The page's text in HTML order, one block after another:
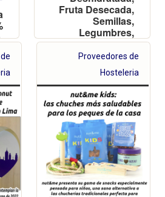
Fruta Desecada,
Semillas,
Legumbres,
Especias,
Superalimentos,
Harinas y
Cremas
Proveedores de
Hosteleria